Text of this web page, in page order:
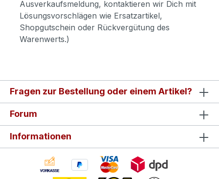
Ausverkaufsmeldung, kontaktieren wir Dich mit
Lösungsvorschlägen wie Ersatzartikel,
Shopgutschein oder Rückvergütung des
Warenwerts.)
Fragen zur Bestellung oder einem Artikel?
Forum
Informationen